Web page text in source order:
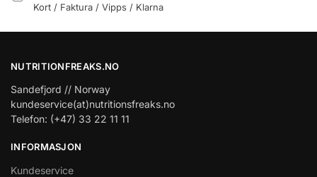
Kort / Faktura / Vipps / Klarna
NUTRITIONFREAKS.NO
Sandefjord // Norway
kundeservice(at)nutritionsfreaks.no
Telefon: (+47) 33 22 11 11
INFORMASJON
Kundeservice